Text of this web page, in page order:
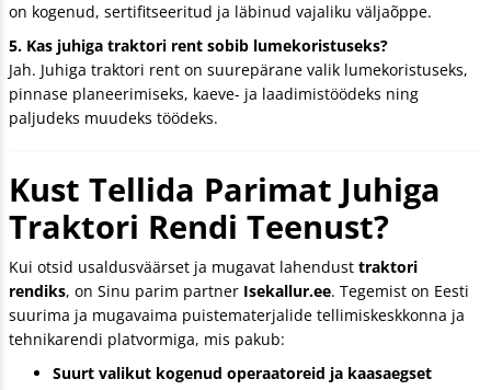
on kogenud, sertifitseeritud ja läbinud vajaliku väljaõppe.
5. Kas juhiga traktori rent sobib lumekoristuseks?
Jah. Juhiga traktori rent on suurepärane valik lumekoristuseks,
pinnase planeerimiseks, kaeve- ja laadimistöödeks ning
paljudeks muudeks töödeks.
Kust Tellida Parimat Juhiga
Traktori Rendi Teenust?
Kui otsid usaldusväärset ja mugavat lahendust traktori
rendiks, on Sinu parim partner Isekallur.ee. Tegemist on Eesti
suurima ja mugavaima puistematerjalide tellimiskeskkonna ja
tehnikarendi platvormiga, mis pakub:
Suurt valikut kogenud operaatoreid ja kaasaegset